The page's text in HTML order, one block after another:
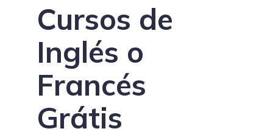
Cursos de
Inglés o
Francés
Grátis